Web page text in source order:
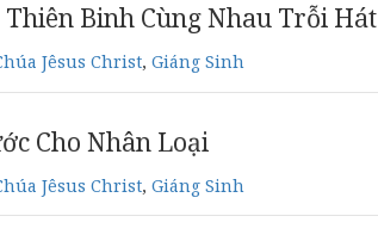
Thiên Binh Cùng Nhau Trỗi Hát
Jêsus Christ, Giáng Sinh
Cho Nhân Loại
Jêsus Christ, Giáng Sinh